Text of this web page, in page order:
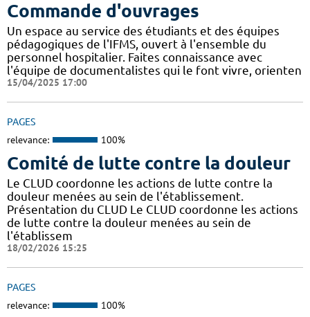
Commande d'ouvrages
Un espace au service des étudiants et des équipes
pédagogiques de l'IFMS, ouvert à l'ensemble du
personnel hospitalier. Faites connaissance avec
l'équipe de documentalistes qui le font vivre, orienten
15/04/2025 17:00
PAGES
relevance: 100%
Comité de lutte contre la douleur
Le CLUD coordonne les actions de lutte contre la
douleur menées au sein de l'établissement.
Présentation du CLUD Le CLUD coordonne les actions
de lutte contre la douleur menées au sein de
l'établissem
18/02/2026 15:25
PAGES
relevance: 100%